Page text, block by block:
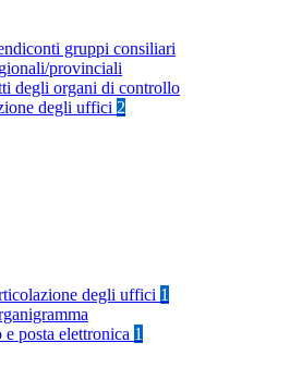
gruppi consiliari
provinciali
degli organi di controllo
degli uffici 2
degli uffici 1
e posta elettronica 1